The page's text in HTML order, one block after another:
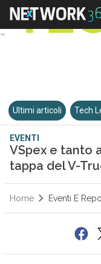
Ultimi articoli Tech
EVENTI
VSpex e tanto
tappa del V-
Home Eventi E